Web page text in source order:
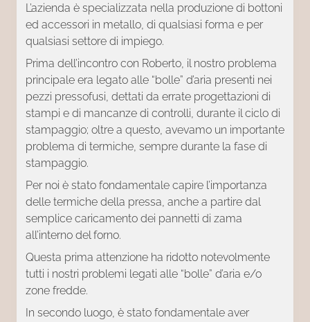
L’azienda è specializzata nella produzione di bottoni
ed accessori in metallo, di qualsiasi forma e per
qualsiasi settore di impiego.
Prima dell’incontro con Roberto, il nostro problema
principale era legato alle “bolle” d’aria presenti nei
pezzi pressofusi, dettati da errate progettazioni di
stampi e di mancanze di controlli, durante il ciclo di
stampaggio; oltre a questo, avevamo un importante
problema di termiche, sempre durante la fase di
stampaggio.
Per noi è stato fondamentale capire l’importanza
delle termiche della pressa, anche a partire dal
semplice caricamento dei pannetti di zama
all’interno del forno.
Questa prima attenzione ha ridotto notevolmente
tutti i nostri problemi legati alle “bolle” d’aria e/o
zone fredde.
In secondo luogo, è stato fondamentale aver